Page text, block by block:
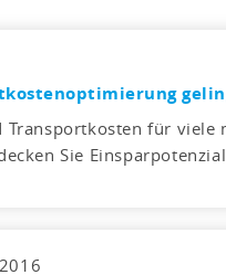
Transportkosten für viele
Sie